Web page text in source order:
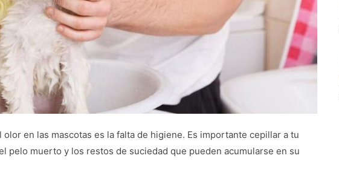
en las mascotas es la falta de higiene. Es importante cepillar a tu
pelo muerto y los restos de suciedad que pueden acumularse en su